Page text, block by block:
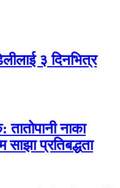
३ दिनभित्र
नाका
प्रतिबद्धता